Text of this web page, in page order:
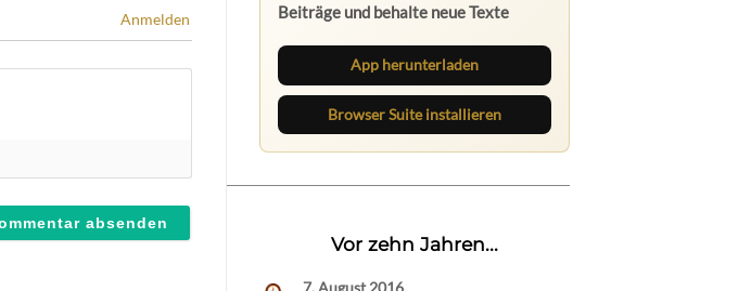
Anmelden
Beiträge und behalte neue Texte
App herunterladen
Browser Suite installieren
Vor zehn Jahren...